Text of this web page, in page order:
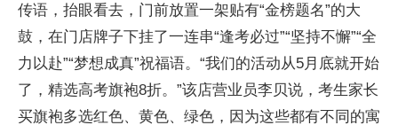
传语，抬眼看去，门前放置一架贴有“金榜题名”的大
鼓，在门店牌子下挂了一连串“逢考必过”“坚持不懈”“全
力以赴”“梦想成真”祝福语。“我们的活动从5月底就开始
了，精选高考旗袍8折。”该店营业员李贝说，考生家长
买旗袍多选红色、黄色、绿色，因为这些都有不同的寓